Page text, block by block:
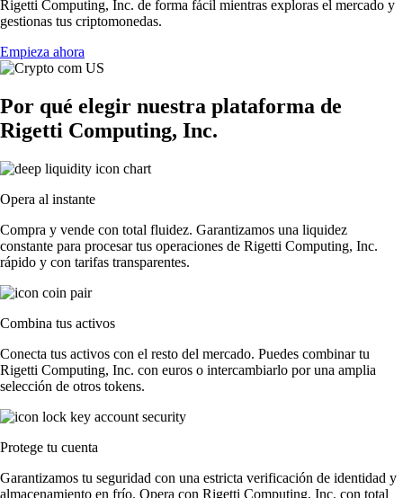
Rigetti Computing, Inc. de forma fácil mientras exploras el mercado y
gestionas tus criptomonedas.
Empieza ahora
Por qué elegir nuestra plataforma de
Rigetti Computing, Inc.
Opera al instante
Compra y vende con total fluidez. Garantizamos una liquidez
constante para procesar tus operaciones de Rigetti Computing, Inc.
rápido y con tarifas transparentes.
Combina tus activos
Conecta tus activos con el resto del mercado. Puedes combinar tu
Rigetti Computing, Inc. con euros o intercambiarlo por una amplia
selección de otros tokens.
Protege tu cuenta
Garantizamos tu seguridad con una estricta verificación de identidad y
almacenamiento en frío. Opera con Rigetti Computing, Inc. con total